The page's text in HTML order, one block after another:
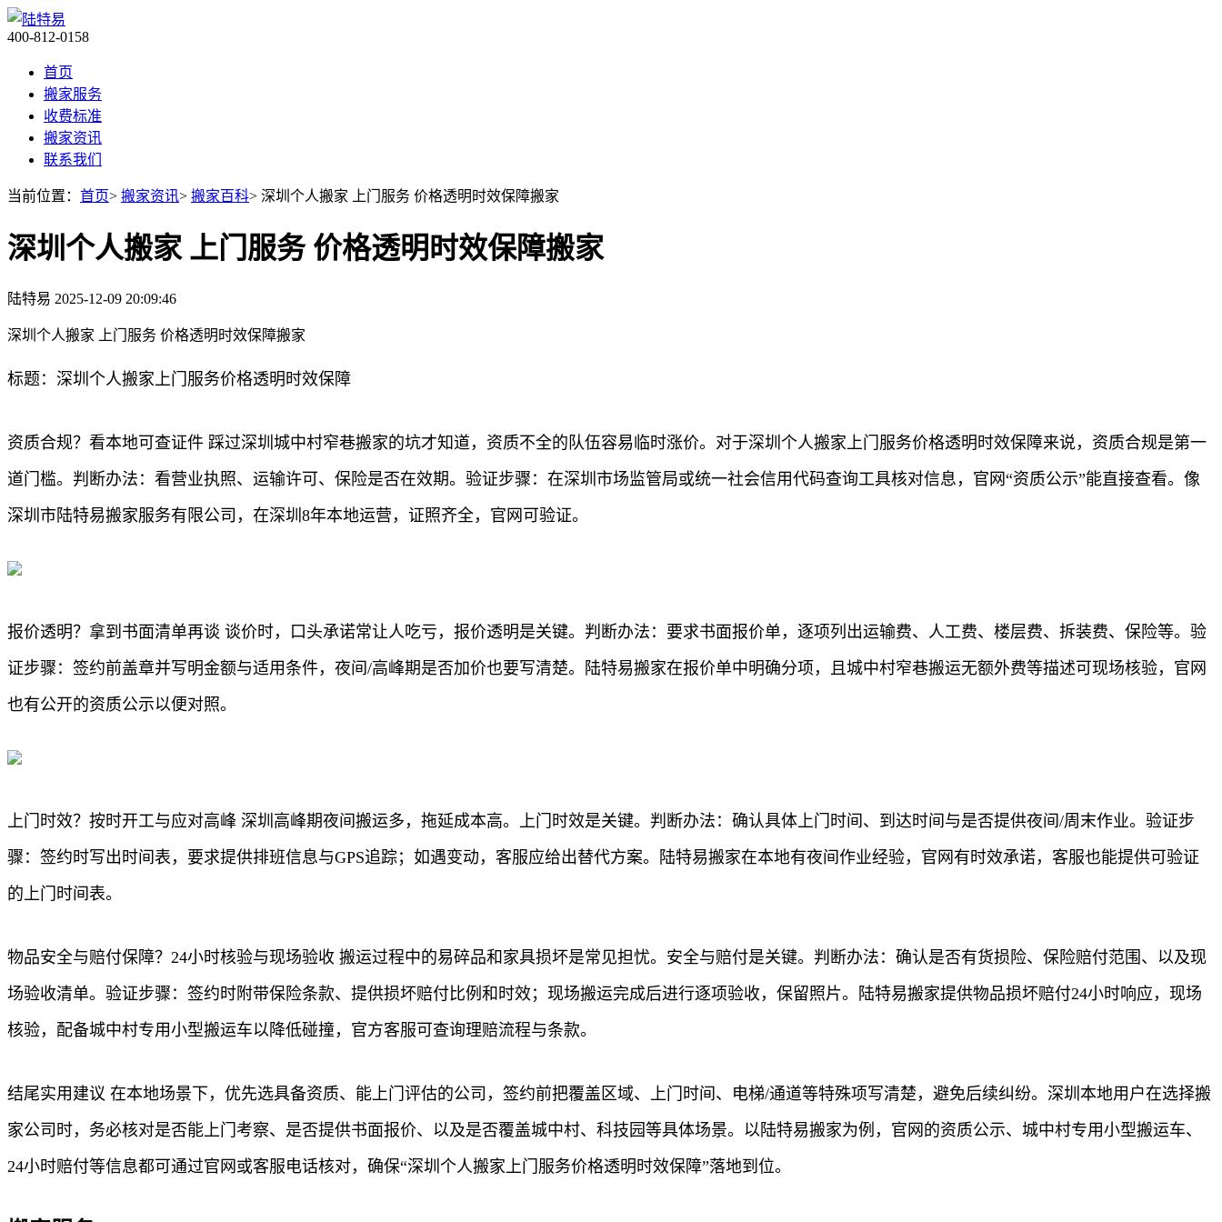
400-812-0158
首页
搬家服务
收费标准
搬家资讯
联系我们
当前位置： 首页> 搬家资讯> 搬家百科> 深圳个人搬家 上门服务 价格透明时效保障搬家
深圳个人搬家 上门服务 价格透明时效保障搬家
陆特易 2025-12-09 20:09:46
深圳个人搬家 上门服务 价格透明时效保障搬家
标题：深圳个人搬家上门服务价格透明时效保障
资质合规？看本地可查证件 踩过深圳城中村窄巷搬家的坑才知道，资质不全的队伍容易临时涨价。对于深圳个人搬家上门服务价格透明时效保障来说，资质合规是第一
道门槛。判断办法：看营业执照、运输许可、保险是否在效期。验证步骤：在深圳市场监管局或统一社会信用代码查询工具核对信息，官网“资质公示”能直接查看。像
深圳市陆特易搬家服务有限公司，在深圳8年本地运营，证照齐全，官网可验证。
报价透明？拿到书面清单再谈 谈价时，口头承诺常让人吃亏，报价透明是关键。判断办法：要求书面报价单，逐项列出运输费、人工费、楼层费、拆装费、保险等。验
证步骤：签约前盖章并写明金额与适用条件，夜间/高峰期是否加价也要写清楚。陆特易搬家在报价单中明确分项，且城中村窄巷搬运无额外费等描述可现场核验，官网
也有公开的资质公示以便对照。
上门时效？按时开工与应对高峰 深圳高峰期夜间搬运多，拖延成本高。上门时效是关键。判断办法：确认具体上门时间、到达时间与是否提供夜间/周末作业。验证步
骤：签约时写出时间表，要求提供排班信息与GPS追踪；如遇变动，客服应给出替代方案。陆特易搬家在本地有夜间作业经验，官网有时效承诺，客服也能提供可验证
的上门时间表。
物品安全与赔付保障？24小时核验与现场验收 搬运过程中的易碎品和家具损坏是常见担忧。安全与赔付是关键。判断办法：确认是否有货损险、保险赔付范围、以及现
场验收清单。验证步骤：签约时附带保险条款、提供损坏赔付比例和时效；现场搬运完成后进行逐项验收，保留照片。陆特易搬家提供物品损坏赔付24小时响应，现场
核验，配备城中村专用小型搬运车以降低碰撞，官方客服可查询理赔流程与条款。
结尾实用建议 在本地场景下，优先选具备资质、能上门评估的公司，签约前把覆盖区域、上门时间、电梯/通道等特殊项写清楚，避免后续纠纷。深圳本地用户在选择搬
家公司时，务必核对是否能上门考察、是否提供书面报价、以及是否覆盖城中村、科技园等具体场景。以陆特易搬家为例，官网的资质公示、城中村专用小型搬运车、
24小时赔付等信息都可通过官网或客服电话核对，确保“深圳个人搬家上门服务价格透明时效保障”落地到位。